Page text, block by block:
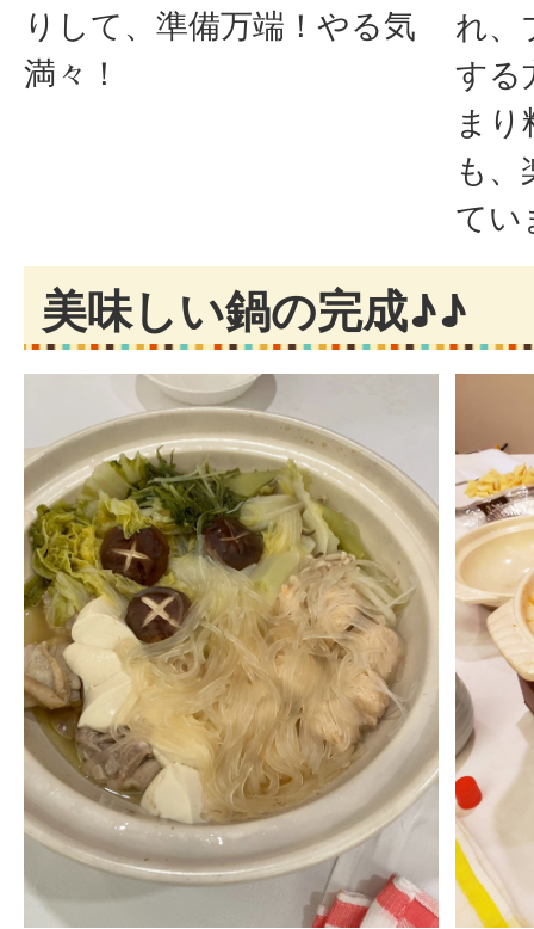
りして、準備万端！やる気
満々！
れ、
する
ま
も
てい
美味しい鍋の完成♪♪